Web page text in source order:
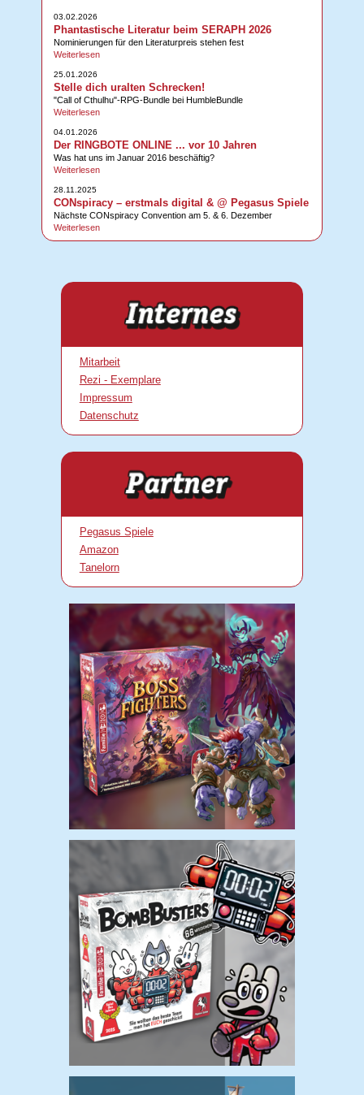
03.02.2026
Phantastische Literatur beim SERAPH 2026
Nominierungen für den Literaturpreis stehen fest
Weiterlesen
25.01.2026
Stelle dich uralten Schrecken!
"Call of Cthulhu"-RPG-Bundle bei HumbleBundle
Weiterlesen
04.01.2026
Der RINGBOTE ONLINE ... vor 10 Jahren
Was hat uns im Januar 2016 beschäftig?
Weiterlesen
28.11.2025
CONspiracy – erstmals digital & @ Pegasus Spiele
Nächste CONspiracy Convention am 5. & 6. Dezember
Weiterlesen
Mitarbeit
Rezi - Exemplare
Impressum
Datenschutz
Pegasus Spiele
Amazon
Tanelorn